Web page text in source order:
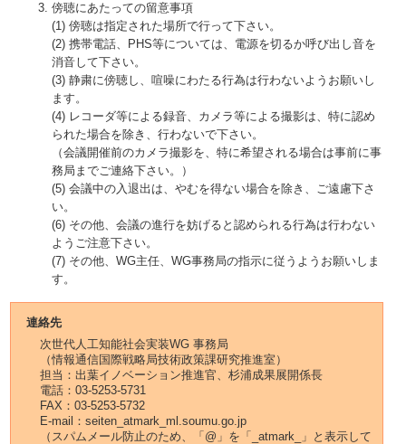
傍聴にあたっての留意事項
(1) 傍聴は指定された場所で行って下さい。
(2) 携帯電話、PHS等については、電源を切るか呼び出し音を
消音して下さい。
(3) 静粛に傍聴し、喧噪にわたる行為は行わないようお願いし
ます。
(4) レコーダ等による録音、カメラ等による撮影は、特に認め
られた場合を除き、行わないで下さい。
（会議開催前のカメラ撮影を、特に希望される場合は事前に事
務局までご連絡下さい。）
(5) 会議中の入退出は、やむを得ない場合を除き、ご遠慮下さ
い。
(6) その他、会議の進行を妨げると認められる行為は行わない
ようご注意下さい。
(7) その他、WG主任、WG事務局の指示に従うようお願いしま
す。
連絡先
次世代人工知能社会実装WG 事務局
（情報通信国際戦略局技術政策課研究推進室）
担当：出葉イノベーション推進官、杉浦成果展開係長
電話：03-5253-5731
FAX：03-5253-5732
E-mail：seiten_atmark_ml.soumu.go.jp
（スパムメール防止のため、「@」を「_atmark_」と表示して